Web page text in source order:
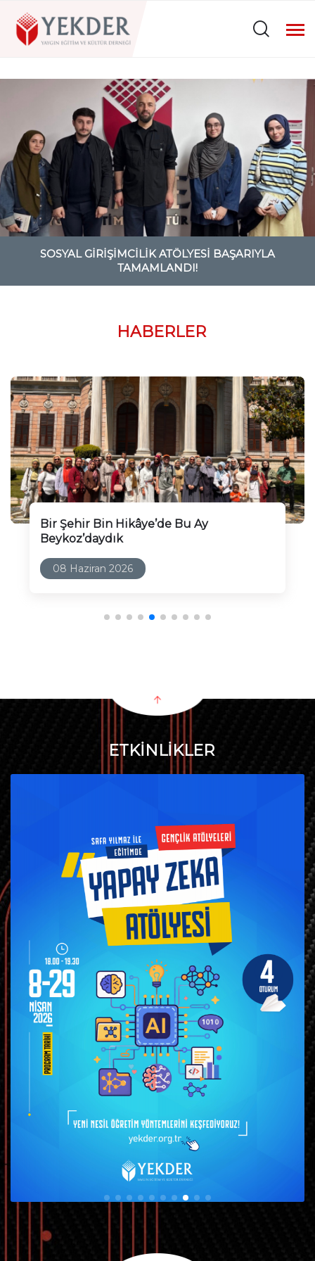
SOSYAL GIRIŞIMCILIK ATÖLYESI BAŞARIYLA
TAMAMLANDI!
HABERLER
Marifet Okulu’nda Sona Doğru!
ETKİNLİKLER